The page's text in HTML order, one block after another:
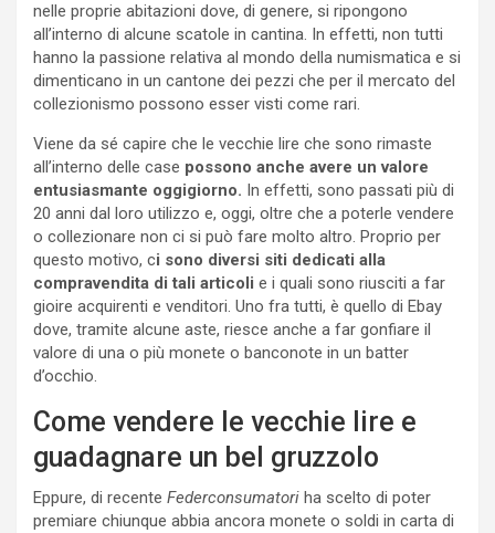
nelle proprie abitazioni dove, di genere, si ripongono
all’interno di alcune scatole in cantina. In effetti, non tutti
hanno la passione relativa al mondo della numismatica e si
dimenticano in un cantone dei pezzi che per il mercato del
collezionismo possono esser visti come rari.
Viene da sé capire che le vecchie lire che sono rimaste
all’interno delle case possono anche avere un valore
entusiasmante oggigiorno. In effetti, sono passati più di
20 anni dal loro utilizzo e, oggi, oltre che a poterle vendere
o collezionare non ci si può fare molto altro. Proprio per
questo motivo, ci sono diversi siti dedicati alla
compravendita di tali articoli e i quali sono riusciti a far
gioire acquirenti e venditori. Uno fra tutti, è quello di Ebay
dove, tramite alcune aste, riesce anche a far gonfiare il
valore di una o più monete o banconote in un batter
d’occhio.
Come vendere le vecchie lire e
guadagnare un bel gruzzolo
Eppure, di recente Federconsumatori ha scelto di poter
premiare chiunque abbia ancora monete o soldi in carta di